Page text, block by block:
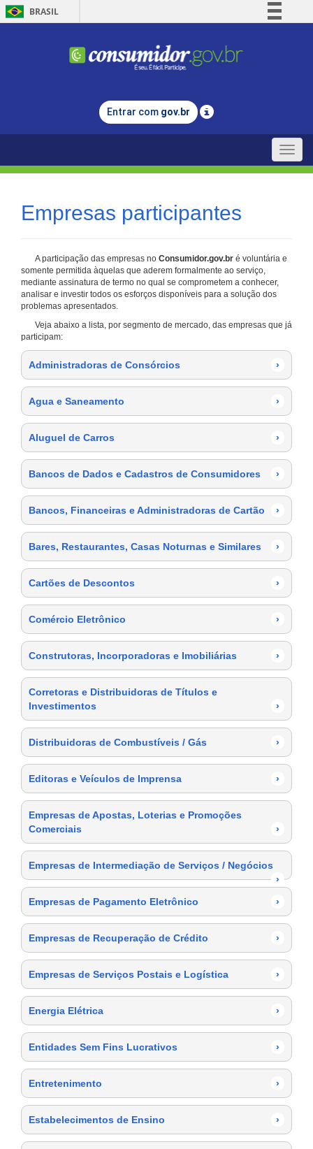
BRASIL
Comunica BR
Legislação
Entrar com gov.br
Toggle
Empresas participantes
A participação das empresas no Consumidor.gov.br é voluntária e
somente permitida àquelas que aderem formalmente ao serviço,
mediante assinatura de termo no qual se comprometem a conhecer,
analisar e investir todos os esforços disponíveis para a solução dos
problemas apresentados.
Veja abaixo a lista, por segmento de mercado, das empresas que já
participam:
Administradoras de Consórcios ›
Agua e Saneamento ›
Aluguel de Carros ›
Bancos de Dados e Cadastros de Consumidores ›
Bancos, Financeiras e Administradoras de Cartão ›
Bares, Restaurantes, Casas Noturnas e Similares ›
Cartões de Descontos ›
Comércio Eletrônico ›
Construtoras, Incorporadoras e Imobiliárias ›
Corretoras e Distribuidoras de Títulos e
Investimentos
›
Distribuidoras de Combustíveis / Gás ›
Editoras e Veículos de Imprensa ›
Empresas de Apostas, Loterias e Promoções
Comerciais
›
Empresas de Intermediação de Serviços / Negócios
›
Empresas de Pagamento Eletrônico
›
Empresas de Recuperação de Crédito ›
Empresas de Serviços Postais e Logística ›
Energia Elétrica ›
Entidades Sem Fins Lucrativos ›
Entretenimento ›
Estabelecimentos de Ensino ›